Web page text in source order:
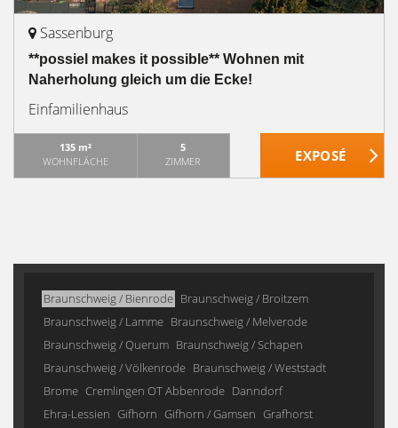
Sassenburg
**possiel makes it possible** Wohnen mit
Naherholung gleich um die Ecke!
Einfamilienhaus
135 m²
WOHNFLÄCHE
5
ZIMMER
Braunschweig / Bienrode Braunschweig / Broitzem
Braunschweig / Lamme Braunschweig / Melverode
Braunschweig / Querum Braunschweig / Schapen
Braunschweig / Völkenrode Braunschweig / Weststadt
Brome Cremlingen OT Abbenrode Danndorf
Ehra-Lessien Gifhorn Gifhorn / Gamsen Grafhorst